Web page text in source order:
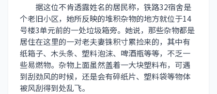
据这位不肯透露姓名的居民称，铁路32宿舍是
个老旧小区，她所反映的堆积杂物的地方就位于14
号楼3单元前的一处垃圾箱旁。她说，那些杂物都是
居住在这里的一对老夫妻铢积寸累捡来的，其中有
纸箱子、木头条、塑料泡沫、啤酒瓶等等，不乏一
些易燃物。杂物上面虽然盖着一大块塑料布，可遇
到刮劲风的时候，还是会有碎纸片、塑料袋等物体
被风刮得到处乱飞。